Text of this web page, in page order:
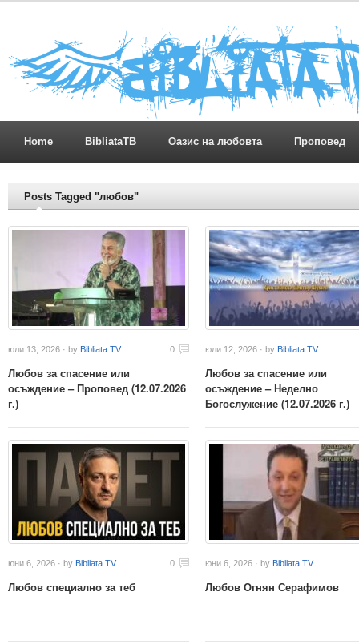
Home BibliataTB Оазис на любовта Проповед
Posts Tagged "любов"
юли 13, 2026 · by Bibliata.TV 0
Любов за спасение или
осъждение – Проповед (12.07.2026
г.)
юли 12, 2026 · by Bibliata.TV
Любов за спасение или
осъждение – Неделно
Богослужение (12.07.2026 г.)
юни 6, 2026 · by Bibliata.TV 0
Любов специално за теб
юни 6, 2026 · by Bibliata.TV
Любов Огнян Серафимов